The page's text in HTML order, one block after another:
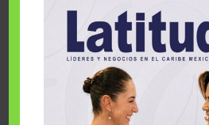
Cuando la solidaridad
sueños Fairmont